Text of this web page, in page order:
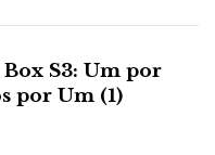
S3: Um por
por Um (1)